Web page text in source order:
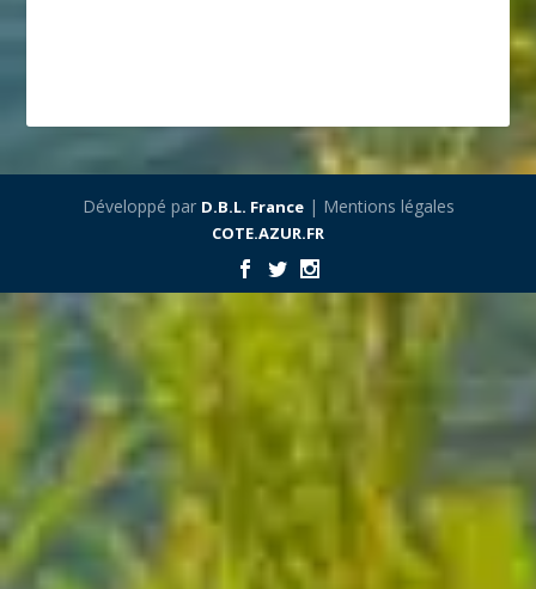
Développé par D.B.L. France| Mentions légales
COTE.AZUR.FR